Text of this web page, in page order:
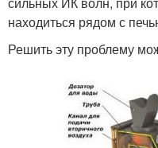
находиться рядом с
Решить эту проблему